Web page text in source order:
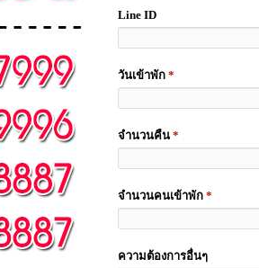
Line ID
วันเข้าพัก *
จำนวนคืน *
จำนวนคนเข้าพัก *
ความต้องการอื่นๆ